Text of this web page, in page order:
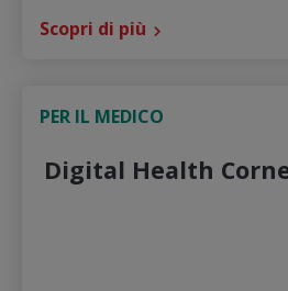
Scopri di più
PER IL MEDICO
Digital Health